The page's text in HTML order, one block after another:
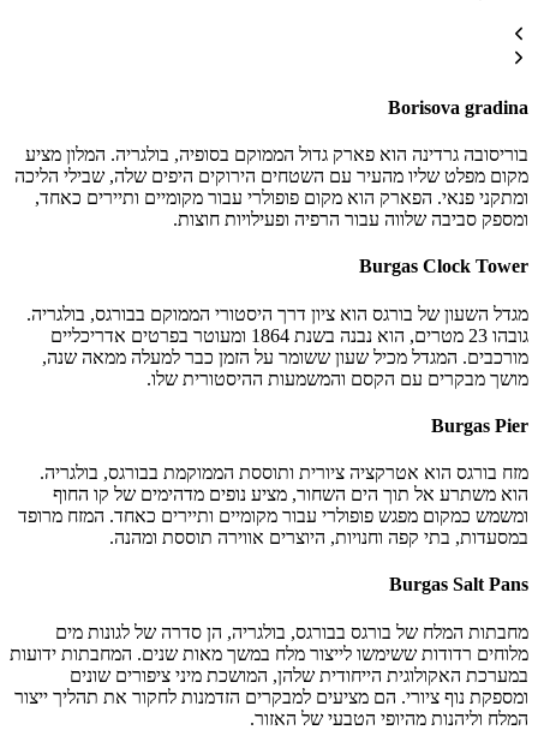
Borisova gradina
בוריסובה גרדינה הוא פארק גדול הממוקם בסופיה, בולגריה. המלון מציע
מקום מפלט שליו מהעיר עם השטחים הירוקים היפים שלה, שבילי הליכה
ומתקני פנאי. הפארק הוא מקום פופולרי עבור מקומיים ותיירים כאחד,
ומספק סביבה שלווה עבור הרפיה ופעילויות חוצות.
Burgas Clock Tower
מגדל השעון של בורגס הוא ציון דרך היסטורי הממוקם בבורגס, בולגריה.
גובהו 23 מטרים, הוא נבנה בשנת 1864 ומעוטר בפרטים אדריכליים
מורכבים. המגדל מכיל שעון ששומר על הזמן כבר למעלה ממאה שנה,
מושך מבקרים עם הקסם והמשמעות ההיסטורית שלו.
Burgas Pier
מזח בורגס הוא אטרקציה ציורית ותוססת הממוקמת בבורגס, בולגריה.
הוא משתרע אל תוך הים השחור, מציע נופים מדהימים של קו החוף
ומשמש כמקום מפגש פופולרי עבור מקומיים ותיירים כאחד. המזח מרופד
במסעדות, בתי קפה וחנויות, היוצרים אווירה תוססת ומהנה.
Burgas Salt Pans
מחבתות המלח של בורגס בבורגס, בולגריה, הן סדרה של לגונות מים
מלוחים רדודות ששימשו לייצור מלח במשך מאות שנים. המחבתות ידועות
במערכת האקולוגית הייחודית שלהן, המושכת מיני ציפורים שונים
ומספקת נוף ציורי. הם מציעים למבקרים הזדמנות לחקור את תהליך ייצור
המלח וליהנות מהיופי הטבעי של האזור.